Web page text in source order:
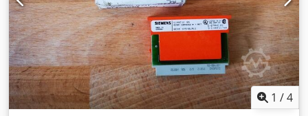
1 /4